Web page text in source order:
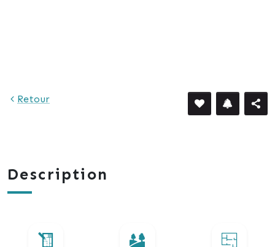
Retour
Description